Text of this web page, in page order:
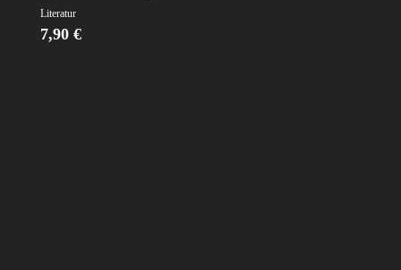
Literatur
7,90 €